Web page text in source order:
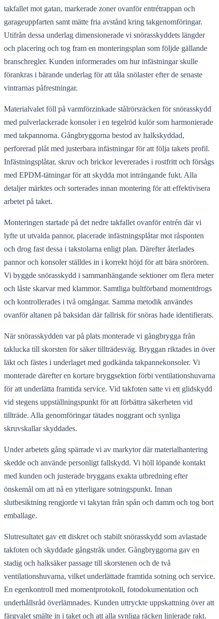
takfallet mot gatan, markerade zoner ovanför entrétrappan och
garageuppfarten samt mätte fria avstånd kring takgenomföringar.
Utifrån dessa underlag dimensionerade vi snörasskyddets längder
och placering och tog fram en monteringsplan som följde gällande
branschregler. Kunden informerades om hur infästningar skulle
förankras i bärande underlag för att tåla snölaster efter de senaste
vintrarnas påfrestningar.
Materialvalet föll på varmförzinkade stålrörsräcken för snörasskydd
med pulverlackerade konsoler i en tegelröd kulör som harmonierade
med takpannorna. Gångbryggorna bestod av halkskyddad,
perforerad plåt med justerbara infästningar för att följa takets profil.
Infästningsplåtar, skruv och brickor levererades i rostfritt och försågs
med EPDM-tätningar för att skydda mot inträngande fukt. Alla
detaljer märktes och sorterades innan montering för att effektivisera
arbetet på taket.
Monteringen startade på det nedre takfallet ovanför entrén där vi
lyfte ut utvalda pannor, placerade infästningsplåtar mot råsponten
och drog fast dessa i takstolarna enligt plan. Därefter återlades
pannor och konsoler ställdes in i korrekt höjd för att bära snörören.
Vi byggde snörasskydd i sammanhängande sektioner om flera meter
och låste skarvar med klammor. Samtliga bultförband momentdrogs
och kontrollerades i två omgångar. Samma metodik användes
ovanför altanen på baksidan där fallrisk för snöras hade identifierats.
När snörasskydden var på plats monterade vi gångbrygga från
taklucka till skorsten för säker tillträdesväg. Bryggan riktades in över
läkt och fästes i underlaget med godkända takpannekonsoler. Vi
monterade därefter en kortare bryggsektion förbi ventilationshuvarna
för att underlätta framtida service. Vid takfoten satte vi ett glidskydd
vid stegens uppställningspunkt för att förbättra säkerheten vid
tillträde. Alla genomföringar tätades noggrant och synliga
skruvskallar skyddades.
Under arbetets gång spärrade vi av markytor där materialhantering
skedde och använde personligt fallskydd. Vi höll löpande kontakt
med kunden och justerade bryggans exakta utbredning efter
önskemål om att nå en ytterligare sotningspunkt. Innan
slutbesiktning rengjorde vi takytan från spån och damm och tog bort
emballage.
Slutresultatet gav ett diskret och stabilt snörasskydd som avlastade
takfoten och skyddade gångstråk under. Gångbryggorna gav en
stadig och halksäker passage till skorstenen och de två
ventilationshuvarna, vilket underlättade framtida sotning och service.
En egenkontroll med momentprotokoll, fotodokumentation och
underhållsråd överlämnades. Kunden uttryckte uppskattning över att
färgvalet smälte in i taket och att alla synliga räcken linjerade rakt.